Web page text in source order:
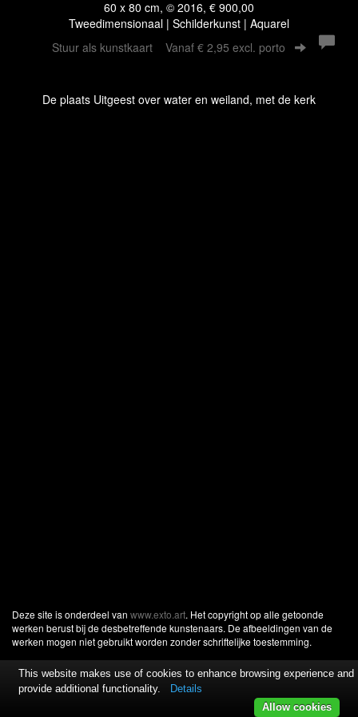
60 x 80 cm, © 2016, € 900,00
Tweedimensionaal | Schilderkunst | Aquarel
Stuur als kunstkaart Vanaf € 2,95 excl. porto
De plaats Uitgeest over water en weiland, met de kerk
Deze site is onderdeel van www.exto.art. Het copyright op alle getoonde
werken berust bij de desbetreffende kunstenaars. De afbeeldingen van de
werken mogen niet gebruikt worden zonder schriftelijke toestemming.
This website makes use of cookies to enhance browsing experience and
provide additional functionality.
Details
Allow cookies